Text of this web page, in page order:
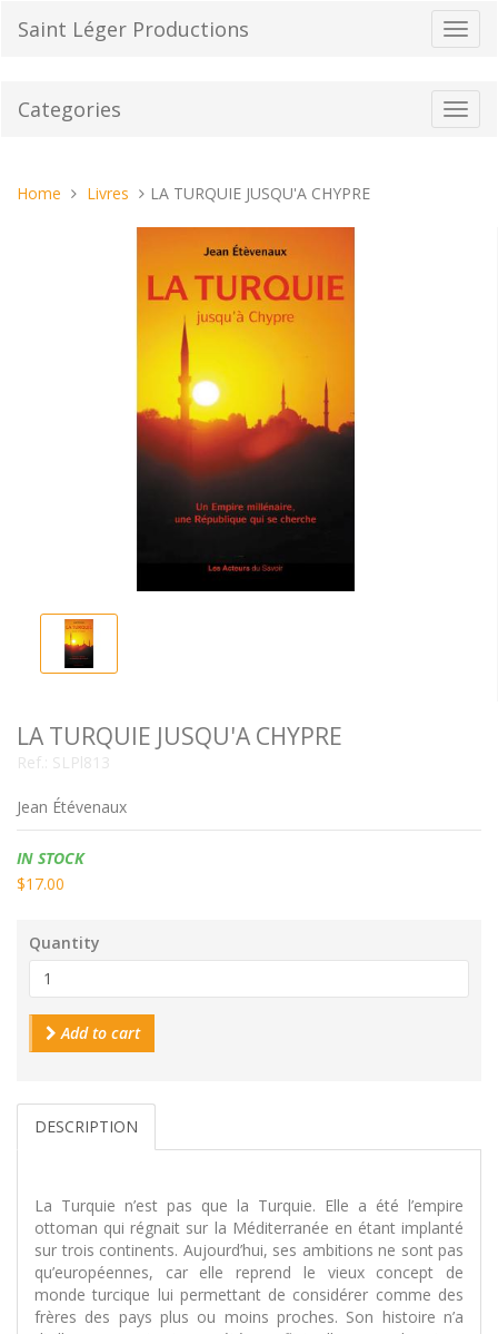
Saint Léger Productions
Categories
You
Home Livres LA TURQUIE JUSQU'A CHYPRE
LA TURQUIE JUSQU'A CHYPRE
Ref.: SLPl813
Jean Étévenaux
Availability:
IN STOCK
$17.00
Quantity
Add to cart
DESCRIPTION
La Turquie n’est pas que la Turquie. Elle a été l’empire
ottoman qui régnait sur la Méditerranée en étant implanté
sur trois continents. Aujourd’hui, ses ambitions ne sont pas
qu’européennes, car elle reprend le vieux concept de
monde turcique lui permettant de considérer comme des
frères des pays plus ou moins proches. Son histoire n’a